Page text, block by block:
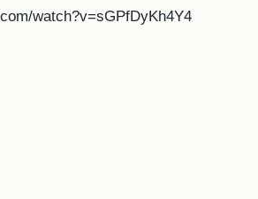
watch?v=sGPfDyKh4Y4